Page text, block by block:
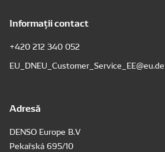
Informații contact
+420 212 340 052
Adresă
DENSO Europe B.V
Pekařská 695/10